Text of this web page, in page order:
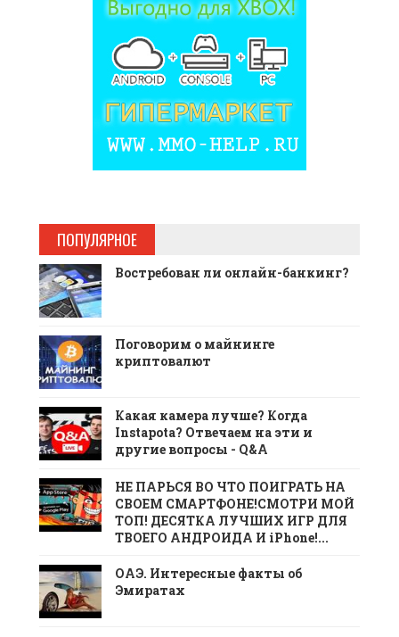
ПОПУЛЯРНОЕ
Востребован ли онлайн-банкинг?
Поговорим о майнинге
криптовалют
Какая камера лучше? Когда
Instapota? Отвечаем на эти и
другие вопросы - Q&A
НЕ ПАРЬСЯ ВО ЧТО ПОИГРАТЬ НА
СВОЕМ СМАРТФОНЕ!СМОТРИ МОЙ
ТОП! ДЕСЯТКА ЛУЧШИХ ИГР ДЛЯ
ТВОЕГО АНДРОИДА И iPhone!...
ОАЭ. Интересные факты об
Эмиратах